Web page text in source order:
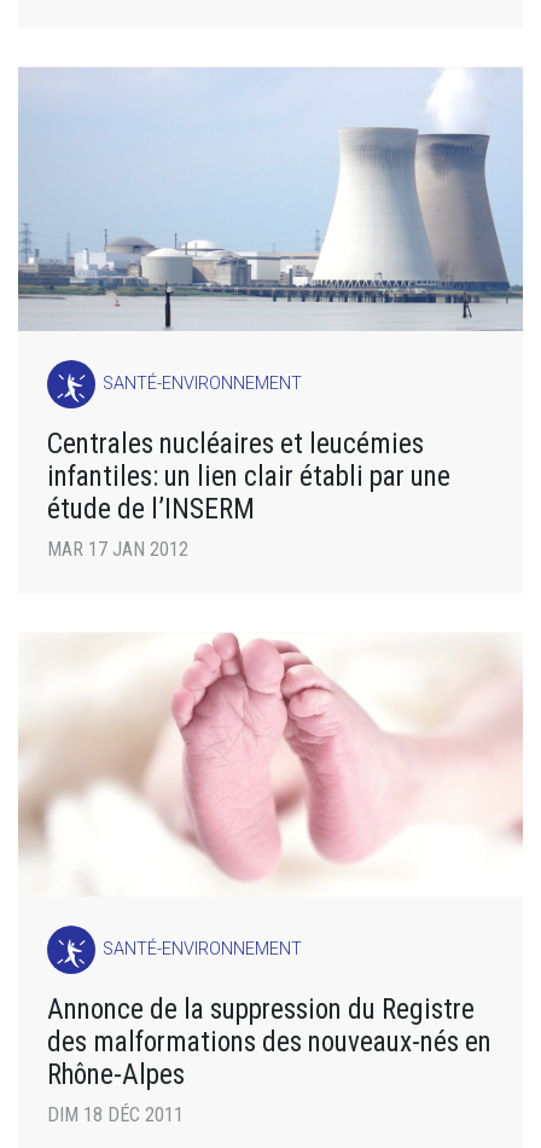
SANTÉ-ENVIRONNEMENT
Centrales nucléaires et leucémies
infantiles: un lien clair établi par une
étude de l’INSERM
MAR 17 JAN 2012
SANTÉ-ENVIRONNEMENT
Annonce de la suppression du Registre
des malformations des nouveaux-nés en
Rhône-Alpes
DIM 18 DÉC 2011